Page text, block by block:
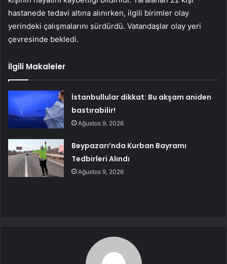
hastanede tedavi altına alınırken, ilgili birimler olay
yerindeki çalışmalarını sürdürdü. Vatandaşlar olay yeri
çevresinde bekledi.
İlgili Makaleler
İstanbullular dikkat: Bu akşam aniden
bastırabilir!
Ağustos 9, 2026
Beypazarı’nda Kurban Bayramı
Tedbirleri Alındı
Ağustos 9, 2026